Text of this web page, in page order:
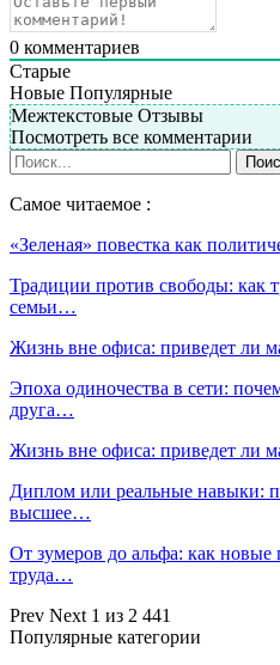
0 комментариев
Старые
Новые Популярные
Межтекстовые Отзывы
Посмотреть все комментарии
Самое читаемое :
«Зеленая» повестка как
Традиции против свободы: как
семьи…
Жизнь вне офиса: приведет ли
Эпоха одиночества в сети:
друга…
Жизнь вне офиса: приведет ли
Диплом или реальные навыки:
высшее…
От зумеров до альфа: как
труда…
Prev Next 1 из 2 441
Популярные категории